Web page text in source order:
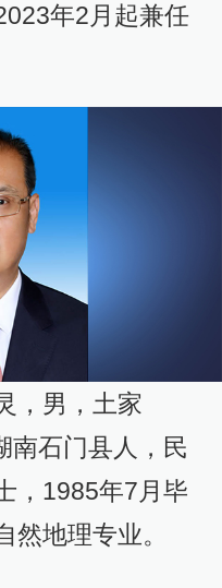
年2月起兼任
，男，土家
南石门县人，民
，1985年7月毕
然地理专业。